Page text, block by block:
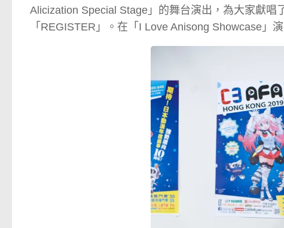
Alicization Special Stage」的舞台演出，為大家獻唱
「REGISTER」。在「I Love Anisong Showcase」